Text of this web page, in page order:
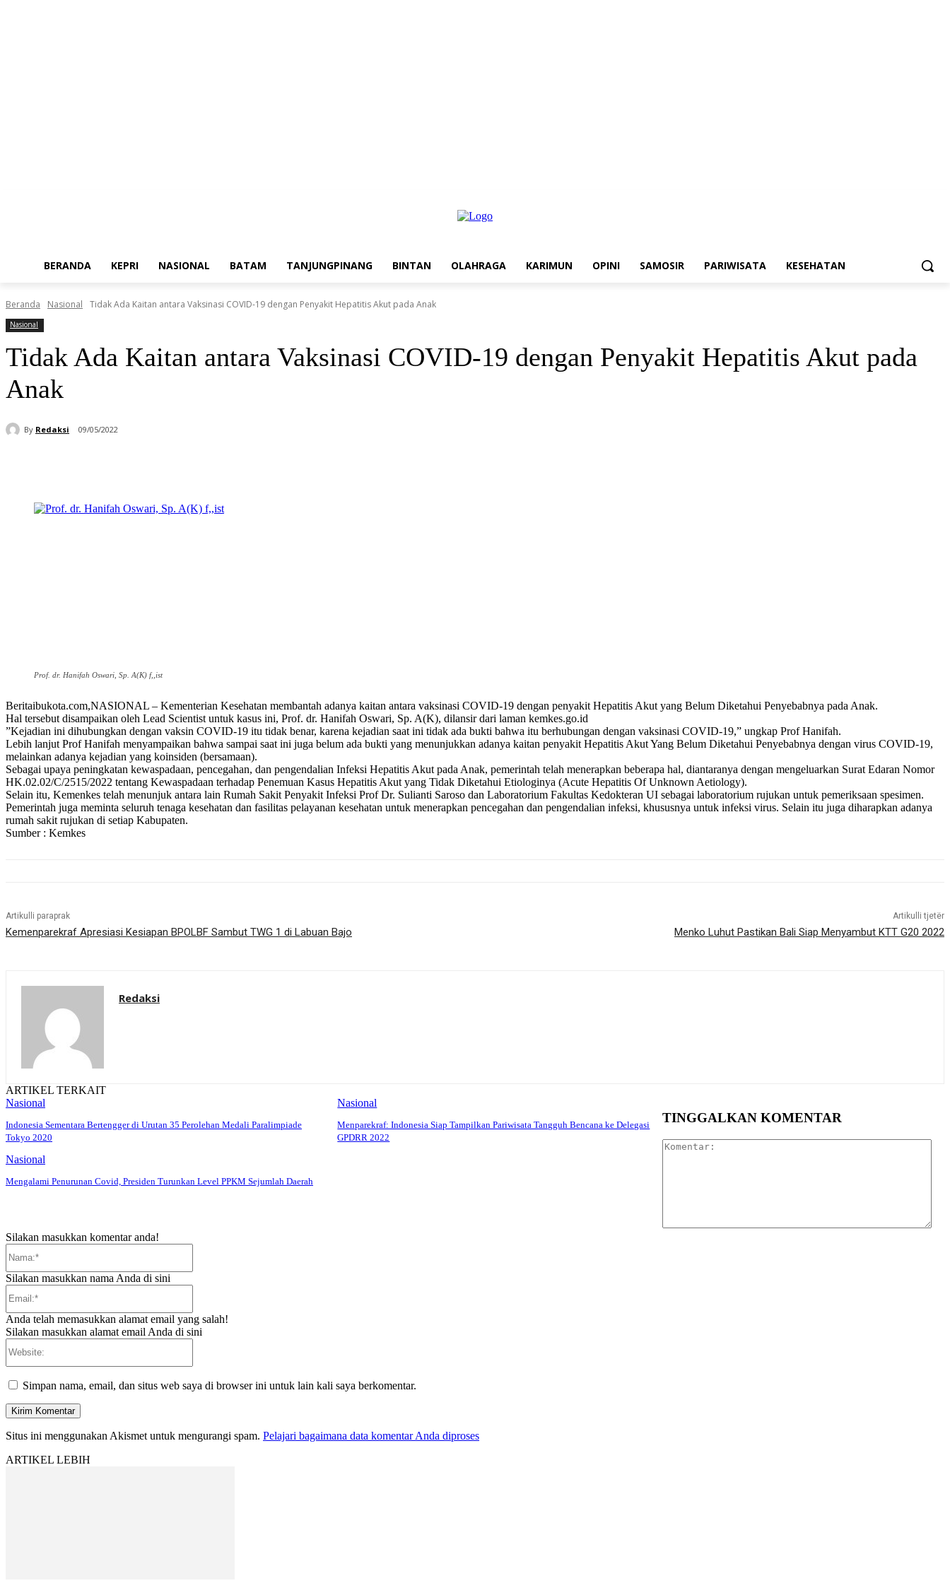
BERANDA KEPRI NASIONAL BATAM TANJUNGPINANG BINTAN OLAHRAGA KARIMUN OPINI SAMOSIR PARIWISATA KESEHATAN
Beranda Nasional Tidak Ada Kaitan antara Vaksinasi COVID-19 dengan Penyakit Hepatitis Akut pada Anak
Nasional
Tidak Ada Kaitan antara Vaksinasi COVID-19 dengan Penyakit Hepatitis Akut pada
Anak
By Redaksi 09/05/2022
Prof. dr. Hanifah Oswari, Sp. A(K) f,,ist
Beritaibukota.com,NASIONAL – Kementerian Kesehatan membantah adanya kaitan antara vaksinasi COVID-19 dengan penyakit Hepatitis Akut yang Belum Diketahui Penyebabnya pada Anak.
Hal tersebut disampaikan oleh Lead Scientist untuk kasus ini, Prof. dr. Hanifah Oswari, Sp. A(K), dilansir dari laman kemkes.go.id
”Kejadian ini dihubungkan dengan vaksin COVID-19 itu tidak benar, karena kejadian saat ini tidak ada bukti bahwa itu berhubungan dengan vaksinasi COVID-19,” ungkap Prof Hanifah.
Lebih lanjut Prof Hanifah menyampaikan bahwa sampai saat ini juga belum ada bukti yang menunjukkan adanya kaitan penyakit Hepatitis Akut Yang Belum Diketahui Penyebabnya dengan virus COVID-19,
melainkan adanya kejadian yang koinsiden (bersamaan).
Sebagai upaya peningkatan kewaspadaan, pencegahan, dan pengendalian Infeksi Hepatitis Akut pada Anak, pemerintah telah menerapkan beberapa hal, diantaranya dengan mengeluarkan Surat Edaran Nomor
HK.02.02/C/2515/2022 tentang Kewaspadaan terhadap Penemuan Kasus Hepatitis Akut yang Tidak Diketahui Etiologinya (Acute Hepatitis Of Unknown Aetiology).
Selain itu, Kemenkes telah menunjuk antara lain Rumah Sakit Penyakit Infeksi Prof Dr. Sulianti Saroso dan Laboratorium Fakultas Kedokteran UI sebagai laboratorium rujukan untuk pemeriksaan spesimen.
Pemerintah juga meminta seluruh tenaga kesehatan dan fasilitas pelayanan kesehatan untuk menerapkan pencegahan dan pengendalian infeksi, khususnya untuk infeksi virus. Selain itu juga diharapkan adanya
rumah sakit rujukan di setiap Kabupaten.
Sumber : Kemkes
Artikulli paraprak
Kemenparekraf Apresiasi Kesiapan BPOLBF Sambut TWG 1 di Labuan Bajo
Artikulli tjetër
Menko Luhut Pastikan Bali Siap Menyambut KTT G20 2022
Redaksi
ARTIKEL TERKAIT
Nasional
Indonesia Sementara Bertengger di Urutan 35 Perolehan Medali Paralimpiade
Tokyo 2020
Nasional
Menparekraf: Indonesia Siap Tampilkan Pariwisata Tangguh Bencana ke Delegasi
GPDRR 2022
Nasional
Mengalami Penurunan Covid, Presiden Turunkan Level PPKM Sejumlah Daerah
TINGGALKAN KOMENTAR
Silakan masukkan komentar anda!
Silakan masukkan nama Anda di sini
Anda telah memasukkan alamat email yang salah!
Silakan masukkan alamat email Anda di sini
Simpan nama, email, dan situs web saya di browser ini untuk lain kali saya berkomentar.
Situs ini menggunakan Akismet untuk mengurangi spam. Pelajari bagaimana data komentar Anda diproses
ARTIKEL LEBIH